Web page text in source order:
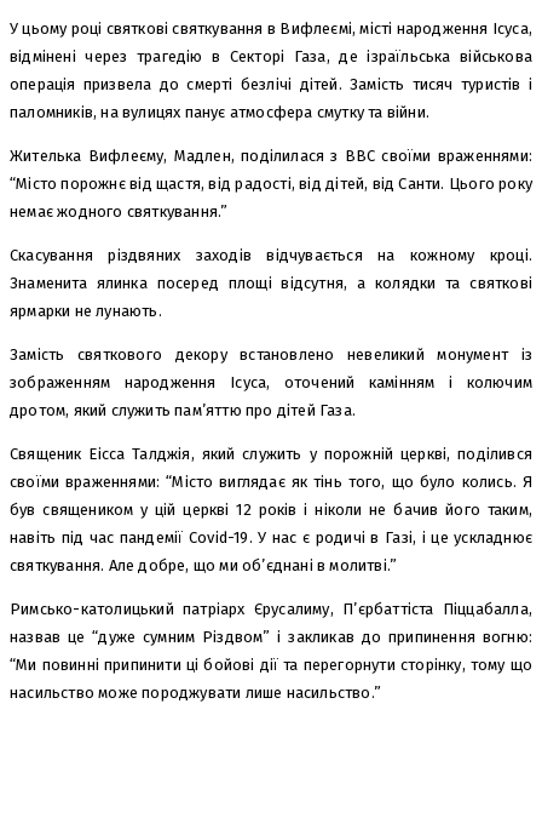
У цьому році святкові святкування в Вифлеємі, місті народження Ісуса,
відмінені через трагедію в Секторі Газа, де ізраїльська військова
операція призвела до смерті безлічі дітей. Замість тисяч туристів і
паломників, на вулицях панує атмосфера смутку та війни.
Жителька Вифлеєму, Мадлен, поділилася з ВВС своїми враженнями:
“Місто порожнє від щастя, від радості, від дітей, від Санти. Цього року
немає жодного святкування.”
Скасування різдвяних заходів відчувається на кожному кроці.
Знаменита ялинка посеред площі відсутня, а колядки та святкові
ярмарки не лунають.
Замість святкового декору встановлено невеликий монумент із
зображенням народження Ісуса, оточений камінням і колючим
дротом, який служить пам’яттю про дітей Газа.
Священик Еісса Талджія, який служить у порожній церкві, поділився
своїми враженнями: “Місто виглядає як тінь того, що було колись. Я
був священиком у цій церкві 12 років і ніколи не бачив його таким,
навіть під час пандемії Covid-19. У нас є родичі в Газі, і це ускладнює
святкування. Але добре, що ми об’єднані в молитві.”
Римсько-католицький патріарх Єрусалиму, П’єрбаттіста Піццабалла,
назвав це “дуже сумним Різдвом” і закликав до припинення вогню:
“Ми повинні припинити ці бойові дії та перегорнути сторінку, тому що
насильство може породжувати лише насильство.”